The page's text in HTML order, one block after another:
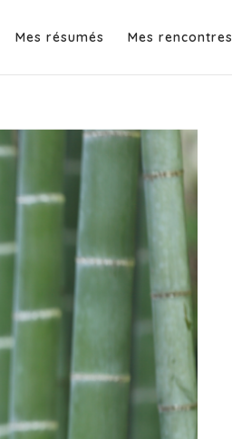
Mes résumés Mes rencontres
Partages Pourquoi 9